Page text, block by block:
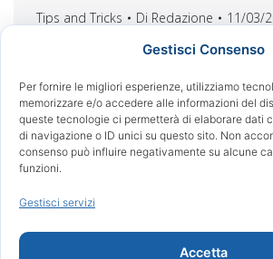
Gestisci Consenso
Per fornire le migliori esperienze, utilizziamo
memorizzare e/o accedere alle informazioni del
queste tecnologie ci permetterà di elaborare dati
di navigazione o ID unici su questo sito. Non
consenso può influire negativamente su alcune
funzioni.
Gestisci servizi
Accetta
Tips and Tricks Di Redazione 11/03/
Macchiare I residui dell’adesivo per
dell’adesivo rimanente dalla
smalto è fondamentale dopo la
smontaggio, poiché il composito
causare colorazione antiestetica,
parodontali. Una volta che i residui
vengono rimossi con uno scaler